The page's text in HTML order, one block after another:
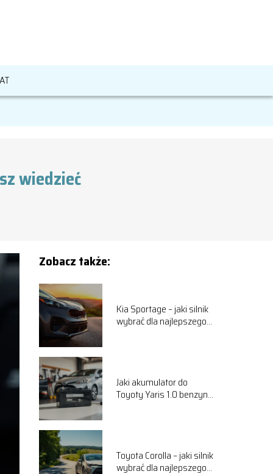
wiedzieć
Zobacz także:
Kia Sportage – jaki silnik
wybrać dla najlepszego
Jaki akumulator do
Toyoty Yaris 1.0 benzyna
Toyota Corolla – jaki silnik
wybrać dla najlepszego